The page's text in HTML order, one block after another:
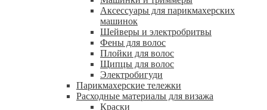
Аксессуары для парикмахерских
машинок
Шейверы и электробритвы
Фены для волос
Плойки для волос
Щипцы для волос
Электробигуди
Парикмахерские тележки
Расходные материалы для визажа
Краски